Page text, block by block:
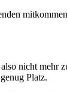
nicht
Platz.